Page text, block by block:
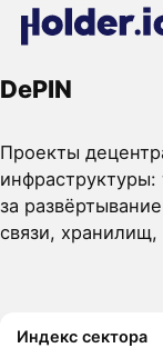
DePIN
Проекты
за
связи,
Индекс сектора